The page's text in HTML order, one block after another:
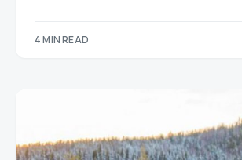
4 MIN READ